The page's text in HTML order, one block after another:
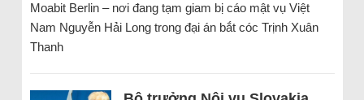
Moabit Berlin – nơi đang tạm giam bị cáo mật vụ Việt
Nam Nguyễn Hải Long trong đại án bắt cóc Trịnh Xuân
Thanh